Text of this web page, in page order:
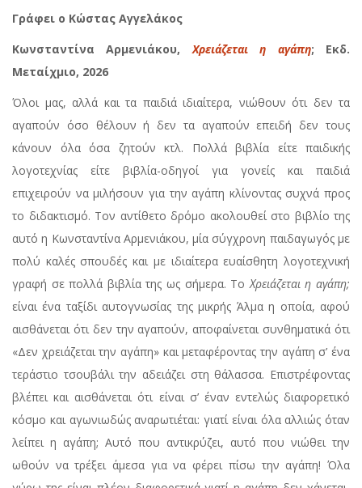
Γράφει ο Κώστας Αγγελάκος
Κωνσταντίνα Αρμενιάκου, Χρειάζεται η αγάπη; Εκδ.
Μεταίχμιο, 2026
Όλοι μας, αλλά και τα παιδιά ιδιαίτερα, νιώθουν ότι δεν τα
αγαπούν όσο θέλουν ή δεν τα αγαπούν επειδή δεν τους
κάνουν όλα όσα ζητούν κτλ. Πολλά βιβλία είτε παιδικής
λογοτεχνίας είτε βιβλία-οδηγοί για γονείς και παιδιά
επιχειρούν να μιλήσουν για την αγάπη κλίνοντας συχνά προς
το διδακτισμό. Τον αντίθετο δρόμο ακολουθεί στο βιβλίο της
αυτό η Κωνσταντίνα Αρμενιάκου, μία σύγχρονη παιδαγωγός με
πολύ καλές σπουδές και με ιδιαίτερα ευαίσθητη λογοτεχνική
γραφή σε πολλά βιβλία της ως σήμερα. Το Χρειάζεται η αγάπη;
είναι ένα ταξίδι αυτογνωσίας της μικρής Άλμα η οποία, αφού
αισθάνεται ότι δεν την αγαπούν, αποφαίνεται συνθηματικά ότι
«Δεν χρειάζεται την αγάπη» και μεταφέροντας την αγάπη σ’ ένα
τεράστιο τσουβάλι την αδειάζει στη θάλασσα. Επιστρέφοντας
βλέπει και αισθάνεται ότι είναι σ’ έναν εντελώς διαφορετικό
κόσμο και αγωνιωδώς αναρωτιέται: γιατί είναι όλα αλλιώς όταν
λείπει η αγάπη; Αυτό που αντικρύζει, αυτό που νιώθει την
ωθούν να τρέξει άμεσα για να φέρει πίσω την αγάπη! Όλα